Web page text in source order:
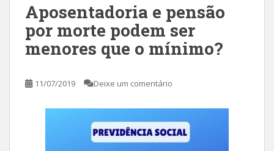
Aposentadoria e pensão
por morte podem ser
menores que o mínimo?
11/07/2019 Deixe um comentário